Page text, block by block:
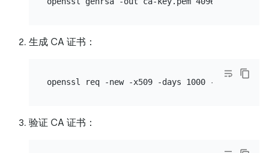
生成 CA 证书：
验证 CA 证书：